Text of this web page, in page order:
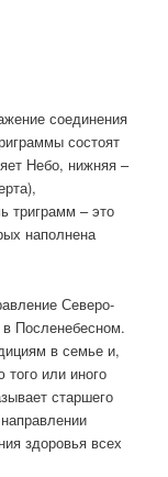
соединения
состоят
Небо, нижняя –
триграмм – это
наполнена
Северо-
Посленебесном.
в семье и,
того или иного
старшего
здоровья всех